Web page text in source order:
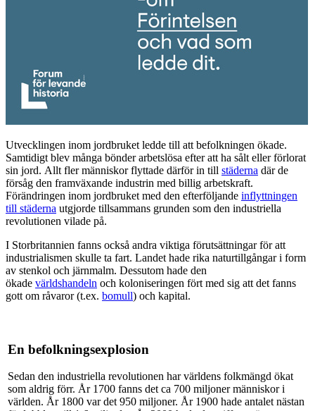
Utvecklingen inom jordbruket ledde till att befolkningen ökade.
Samtidigt blev många bönder arbetslösa efter att ha sålt eller förlorat
sin jord. Allt fler människor flyttade därför in till städerna där de
försåg den framväxande industrin med billig arbetskraft.
Förändringen inom jordbruket med den efterföljande inflyttningen
till städerna utgjorde tillsammans grunden som den industriella
revolutionen vilade på.
I Storbritannien fanns också andra viktiga förutsättningar för att
industrialismen skulle ta fart. Landet hade rika naturtillgångar i form
av stenkol och järnmalm. Dessutom hade den
ökade världshandeln och koloniseringen fört med sig att det fanns
gott om råvaror (t.ex. bomull) och kapital.
En befolkningsexplosion
Sedan den industriella revolutionen har världens folkmängd ökat
som aldrig förr. År 1700 fanns det ca 700 miljoner människor i
världen. År 1800 var det 950 miljoner. År 1900 hade antalet nästan